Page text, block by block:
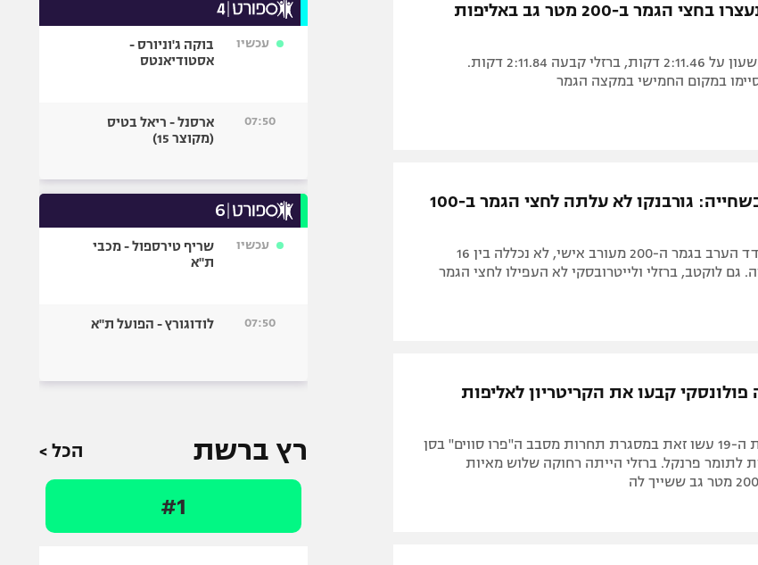
גורבנקו וברזלי נעצרו בחצי הגמר ב-200 מטר גב באליפות
גורבנקו עצרה את השעון על 2:11.46 דקות, ברזלי קבעה 2:11.84 דקות.
אליפות העולם בשחייה: גורבנקו לא עלתה לחצי הגמר ב-100
הישראלית, שתתמודד הערב בגמר ה-200 מעורב אישי, לא נכללה בין 16
פולונסקי קבעו את הקריטריון לאליפות
שתי השחייניות בנות ה-19 עשו זאת במסגרת תחרות מסבב ה"פרו סווים" בסן
לתומר פרנקל. ברזלי הייתה רחוקה שלוש מאיות
עכשיו
בוקה ג'וניורס -
אסטודיאנטס
07:50
ארסנל - ריאל בטיס
(מקוצר 15)
עכשיו
שריף טירספול - מכבי
ת"א
07:50 לודוגורץ - הפועל ת"א
רץ ברשת הכל >
#1